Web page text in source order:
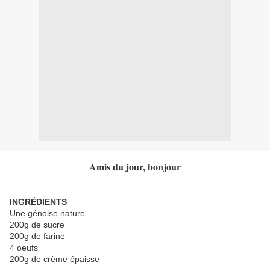
Amis du jour, bonjour
INGRÉDIENTS
Une génoise nature
200g de sucre
200g de farine
4 oeufs
200g de crème épaisse